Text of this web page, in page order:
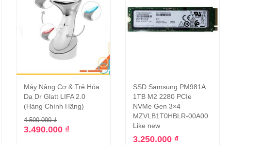
Thêm vào giỏ hàng
Máy Nâng Cơ & Trẻ Hóa
Da Dr Glatt LIFA 2.0
(Hàng Chính Hãng)
4.500.000₫
3.490.000 ₫
Thêm vào giỏ hàng
SSD Samsung PM981A
1TB M2 2280 PCIe
NVMe Gen 3×4
MZVLB1T0HBLR-00A00
Like new
3.250.000 ₫